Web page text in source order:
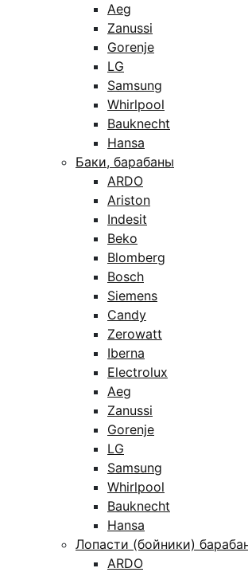
Aeg
Zanussi
Gorenje
LG
Samsung
Whirlpool
Bauknecht
Hansa
Баки, барабаны
ARDO
Ariston
Indesit
Beko
Blomberg
Bosch
Siemens
Candy
Zerowatt
Iberna
Electrolux
Aeg
Zanussi
Gorenje
LG
Samsung
Whirlpool
Bauknecht
Hansa
Лопасти (бойники)
ARDO